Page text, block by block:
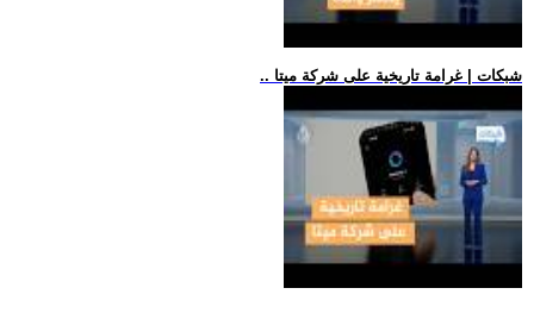
.. شبكات | غرامة تاريخية على شركة ميتا